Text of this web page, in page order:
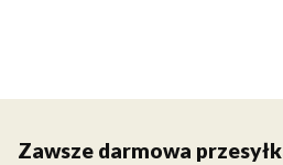
Zawsze darmowa